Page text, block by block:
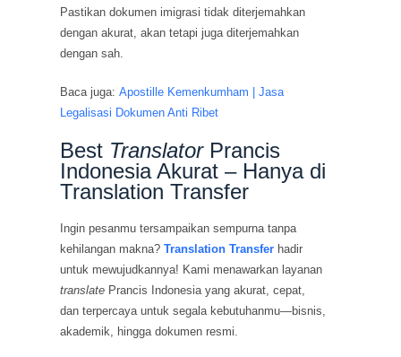
Pastikan dokumen imigrasi tidak diterjemahkan
dengan akurat, akan tetapi juga diterjemahkan
dengan sah.
Baca juga:Apostille Kemenkumham | Jasa
Legalisasi Dokumen Anti Ribet
Best TranslatorPrancis
Indonesia Akurat – Hanya di
Translation Transfer
Ingin pesanmu tersampaikan sempurna tanpa
kehilangan makna?Translation Transfer hadir
untuk mewujudkannya! Kami menawarkan layanan
translate Prancis Indonesia yang akurat, cepat,
dan terpercaya untuk segala kebutuhanmu—bisnis,
akademik, hingga dokumen resmi.